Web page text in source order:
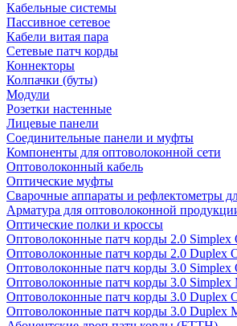
Кабельные системы
Пассивное сетевое
Кабели витая пара
Сетевые патч корды
Коннекторы
Колпачки (буты)
Модули
Розетки настенные
Лицевые панели
Соединительные панели и муфты
Компоненты для оптоволоконной сети
Оптоволоконный кабель
Оптические муфты
Сварочные аппараты и рефлектометры
Арматура для оптоволоконной
Оптические полки и кроссы
Оптоволоконные патч корды 2.0
Оптоволоконные патч корды 2.0 Duplex
Оптоволоконные патч корды 3.0
Оптоволоконные патч корды 3.0
Оптоволоконные патч корды 3.0 Duplex
Оптоволоконные патч корды 3.0 Duplex